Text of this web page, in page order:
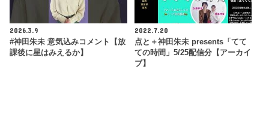
2026.3.9
#神田朱未 意気込みコメント【放
課後に星はみえるか】
2022.7.20
点と＋神田朱未 presents「てて
ての時間」5/25配信分【アーカイ
ブ】